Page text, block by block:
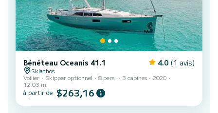
Bénéteau Oceanis 41.1 4.0 (1 avis)
Skiathos
Voilier
Skipper optionnel 8 pers. 3 cabines
2020
12.03 m
à partir de $263,16